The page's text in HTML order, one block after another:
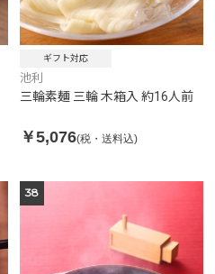
ギフト対応
池利
三輪素麺 三輪 木箱入 約16人前
￥5,076(税・送料込)
38